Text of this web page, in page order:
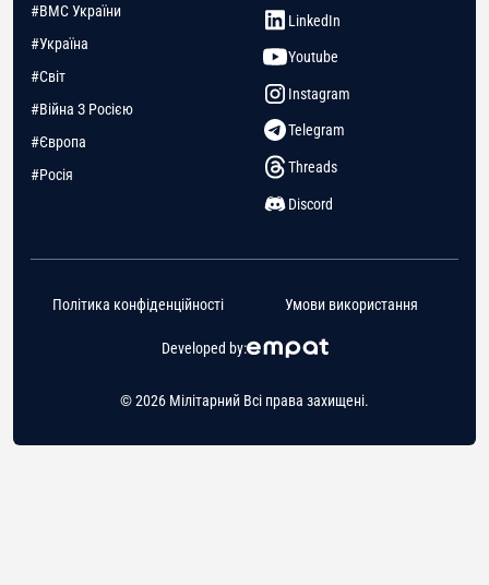
#ВМС України
#Україна
#Світ
#Війна З Росією
#Європа
#Росія
LinkedIn
Youtube
Instagram
Telegram
Threads
Discord
© 2026 Мілітарний Всі права захищені.
Developed by:
Політика конфіденційності Умови використання